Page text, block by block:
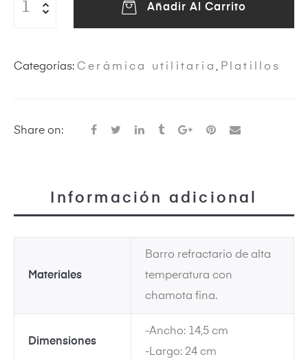
Añadir Al Carrito
Categorías: Cerámica utilitaria , Platillos
Share on:
Información adicional
Materiales
Barro refractario de alta
temperatura con
chamota fina.
Dimensiones
-Ancho: 14,5 cm
-Largo: 24 cm